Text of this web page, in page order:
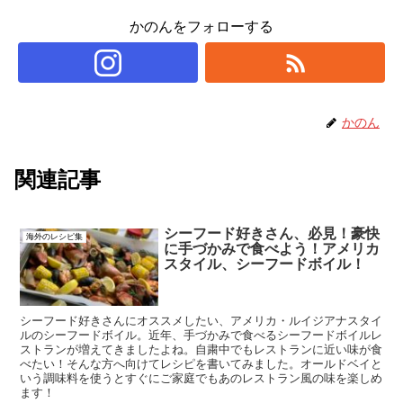
かのんをフォローする
かのん
関連記事
海外のレシピ集
シーフード好きさん、必見！豪快
に手づかみで食べよう！アメリカ
スタイル、シーフードボイル！
シーフード好きさんにオススメしたい、アメリカ・ルイジアナスタイ
ルのシーフードボイル。近年、手づかみで食べるシーフードボイルレ
ストランが増えてきましたよね。自粛中でもレストランに近い味が食
べたい！そんな方へ向けてレシピを書いてみました。オールドベイと
いう調味料を使うとすぐにご家庭でもあのレストラン風の味を楽しめ
ます！